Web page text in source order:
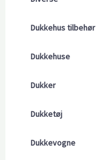
Dukkehus tilbehør
Dukkehuse
Dukker
Dukketøj
Dukkevogne